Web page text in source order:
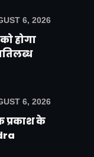
6, 2026
होगा
6, 2026
प्रकाश के